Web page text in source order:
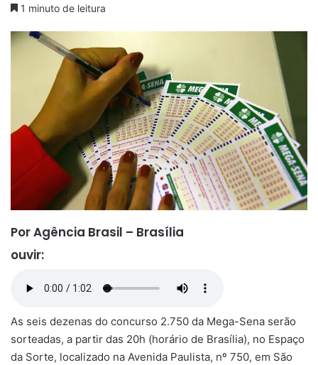
1 minuto de leitura
Por Agência Brasil – Brasília
ouvir:
As seis dezenas do concurso 2.750 da Mega-Sena serão
sorteadas, a partir das 20h (horário de Brasília), no Espaço
da Sorte, localizado na Avenida Paulista, nº 750, em São